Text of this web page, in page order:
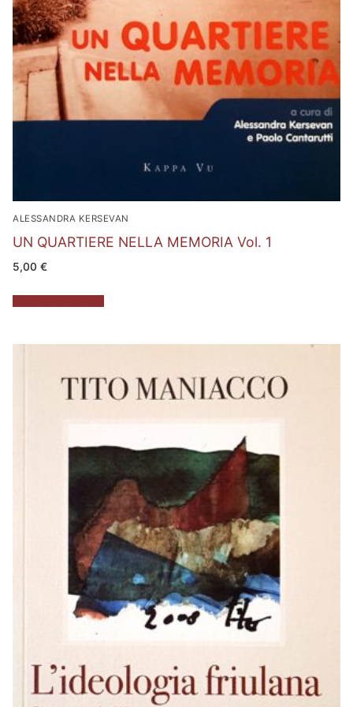
ALESSANDRA KERSEVAN
UN QUARTIERE NELLA MEMORIA Vol. 1
5,00 €